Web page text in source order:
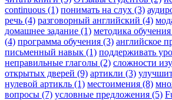
continuous (1) понимать на слух (3)
речь (4) разговорный английский (4)
домашнее задание (1) методика
(4) программа обучения (3) английское
письменный навык (1) поддерживать
неправильные глаголы (2) сложности
открытых дверей (9) артикли (3)
нулевой артикль (1) местоимения (8)
вопросы (7) условные предложения (5)